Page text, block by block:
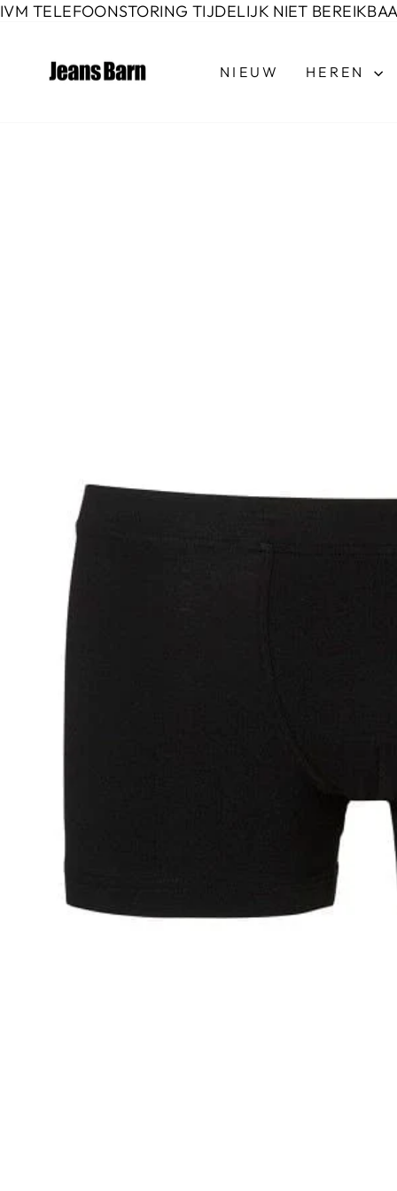
Door
inhoud
IVM TELEFOONSTORING TIJDELIJK NIET
NIEUW HEREN